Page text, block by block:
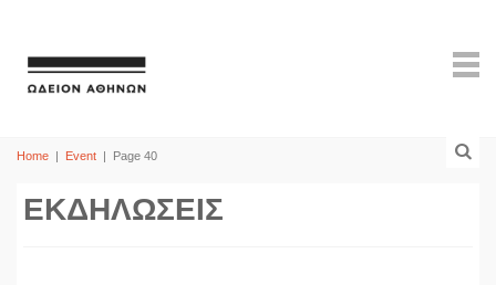
Home | Event | Page 40
ΕΚΔΗΛΩΣΕΙΣ